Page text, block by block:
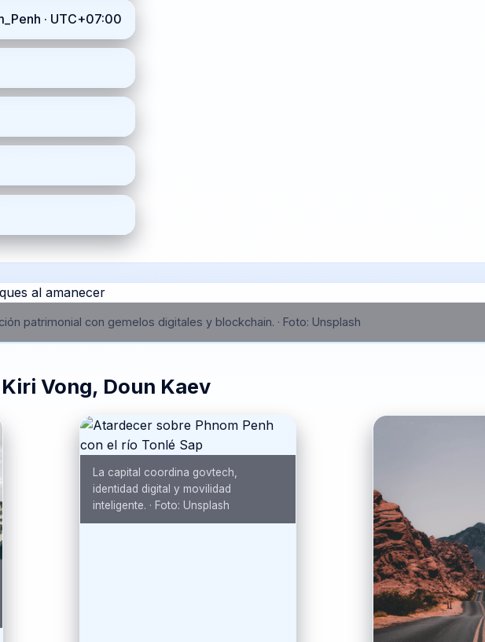
· UTC+07:00
patrimonial con gemelos digitales y blockchain. · Foto: Unsplash
Kiri Vong, Doun Kaev
La capital coordina govtech,
identidad digital y movilidad
inteligente. · Foto: Unsplash